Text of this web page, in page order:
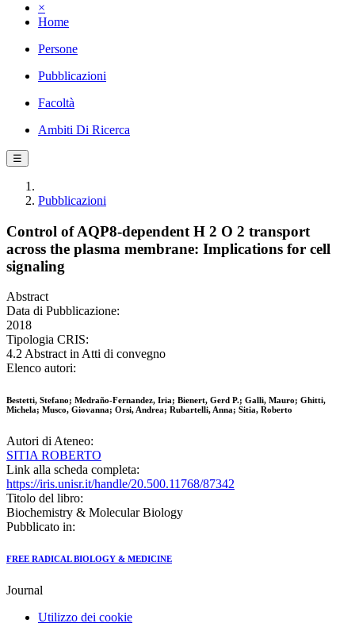
×
Home
Persone
Pubblicazioni
Facoltà
Ambiti Di Ricerca
☰
Pubblicazioni
Control of AQP8-dependent H 2 O 2 transport
across the plasma membrane: Implications for cell
signaling
Abstract
Data di Pubblicazione:
2018
Tipologia CRIS:
4.2 Abstract in Atti di convegno
Elenco autori:
Bestetti, Stefano; Medraño-Fernandez, Iria; Bienert, Gerd P.; Galli, Mauro; Ghitti,
Michela; Musco, Giovanna; Orsi, Andrea; Rubartelli, Anna; Sitia, Roberto
Autori di Ateneo:
SITIA ROBERTO
Link alla scheda completa:
https://iris.unisr.it/handle/20.500.11768/87342
Titolo del libro:
Biochemistry & Molecular Biology
Pubblicato in:
FREE RADICAL BIOLOGY & MEDICINE
Journal
Utilizzo dei cookie